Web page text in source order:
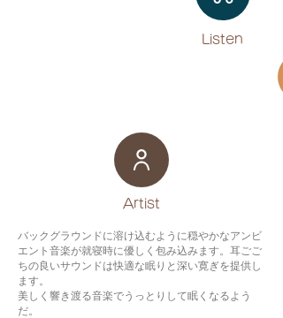
Listen​
​Artist
バックグラウンドに溶け込むように穏やかなアンビ
エント音楽が就寝時に優しく包み込みます。耳ごご
ちの良いサウンドは快適な眠りと深い寛ぎを提供し
ます。
美しく響き渡る音楽でうっとりして眠くなるよう
だ。